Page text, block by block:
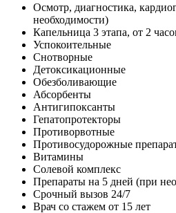
Осмотр, диагностика,
необходимости)
Капельница 3 этапа, от 2
Успокоительные
Снотворные
Детоксикационные
Обезболивающие
Абсорбенты
Антигипоксанты
Гепатопротекторы
Противорвотные
Противосудорожные
Витамины
Солевой комплекс
Препараты на 5 дней (при
Срочный вызов 24/7
Врач со стажем от 15 лет